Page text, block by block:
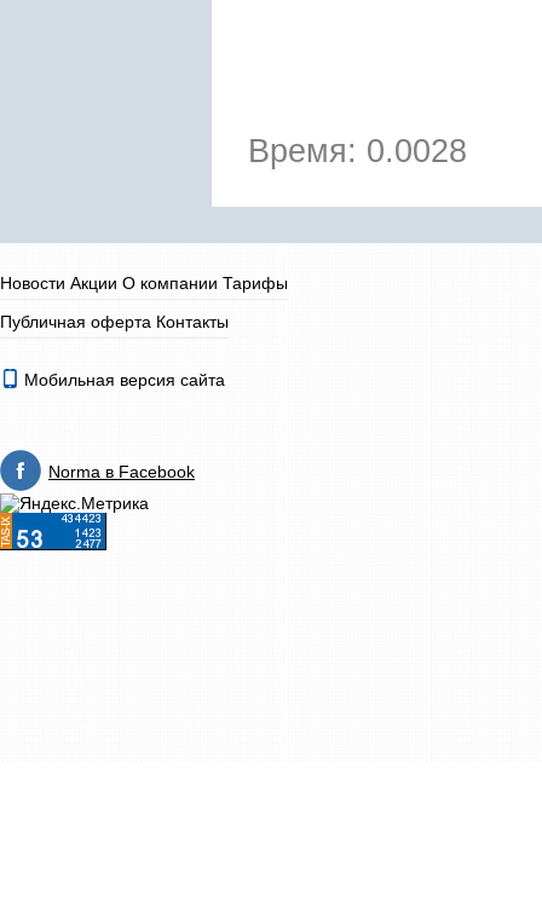
Время: 0.0028
Новости Акции О компании Тарифы
Публичная оферта Контакты
Мобильная версия сайта
Norma в Facebook